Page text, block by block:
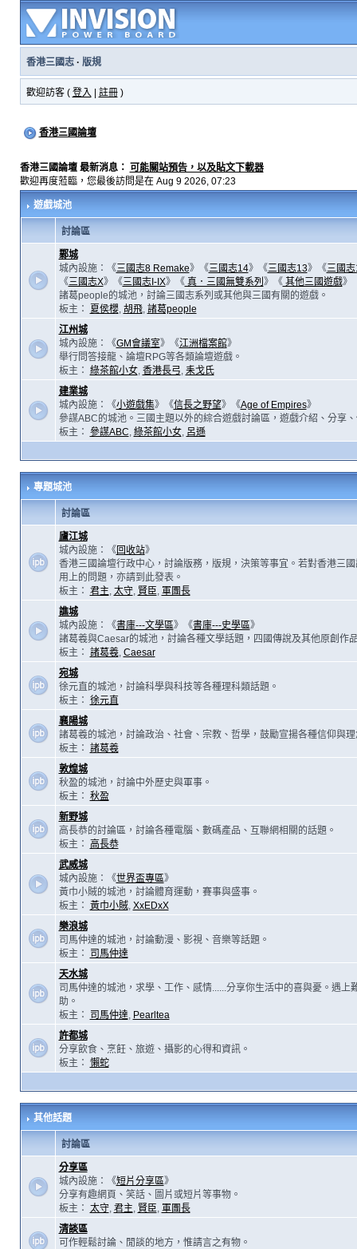
香港三國志· 版規
歡迎訪客 ( 登入 註冊)
香港三國論壇
香港三國論壇 最新消息： 可能關站預告，以及貼文下載器
歡迎再度蒞臨，您最後訪問是在 Aug 9 2026, 07:23
遊戲城池
討論區
鄴城
城內設施：《三國志8 Remake》《三國志14》《三國志13》《三國
《三國志X》《三國志I-IX》《真．三國無雙系列 》《其他三國遊戲》
諸葛people的城池，討論三國志系列或其他與三國有關的遊戲。
板主：
夏侯櫻, 胡飛, 諸葛people
江州城
城內設施：《GM會議室》《江洲檔案館》
舉行問答接龍、論壇RPG等各類論壇遊戲。
板主： 綠茶館小女, 香港長弓, 耒戈氏
建業城
城內設施：《小遊戲集》《信長之野望》《Age of Empires》
參謀ABC的城池。三國主題以外的綜合遊戲討論區，遊戲介紹、分享
板主： 參謀ABC, 綠茶館小女, 呂遜
專題城池
討論區
廬江城
城內設施：《回收站》
香港三國論壇行政中心，討論版務，版規，決策等事宜。若對香港三
用上的問題，亦請到此發表。
板主： 君主, 太守, 賢臣, 軍團長
譙城
城內設施：《書庫---文學區》《書庫---史學區》
諸葛羲與Caesar的城池，討論各種文學話題，四國傳說及其他原創作
板主： 諸葛羲, Caesar
宛城
徐元直的城池，討論科學與科技等各種理科類話題。
板主： 徐元直
襄陽城
諸葛羲的城池，討論政治、社會、宗教、哲學，鼓勵宣揚各種信仰與理
板主： 諸葛羲
敦煌城
秋盈的城池，討論中外歷史與軍事。
板主： 秋盈
新野城
高長恭的討論區，討論各種電腦、數碼產品、互聯網相關的話題。
板主：
高長恭
武威城
城內設施：《世界盃專區》
黃巾小賊的城池，討論體育運動，賽事與盛事。
板主： 黃巾小賊, XxEDxX
樂浪城
司馬仲達的城池，討論動漫、影視、音樂等話題。
板主：
司馬仲達
天水城
司馬仲達的城池，求學、工作、感情......分享你生活中的喜與憂。遇上
助。
板主：
司馬仲達, Pearltea
許都城
分享飲食、烹飪、旅遊、攝影的心得和資訊。
板主： 懶蛇
其他話題
討論區
分享區
城內設施：《短片分享區》
分享有趣網頁、笑話、圖片或短片等事物。
板主： 太守, 君主, 賢臣, 軍團長
清談區
可作輕鬆討論、閒談的地方，惟請言之有物。